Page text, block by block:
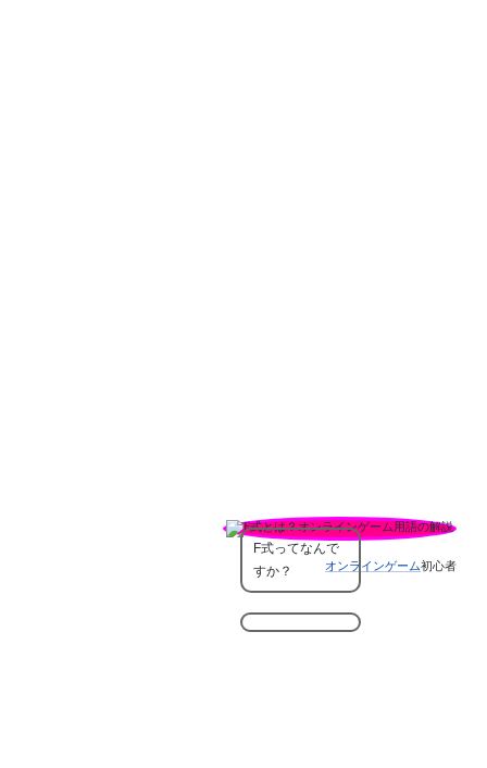
オンラインゲーム初心者
F式ってなんで
すか？